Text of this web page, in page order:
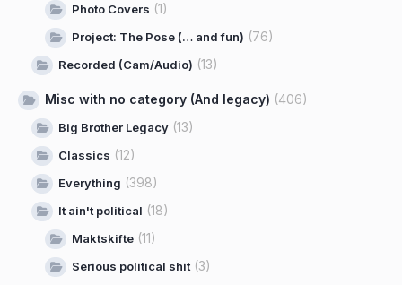
Photo Covers (1)
Project: The Pose (… and fun) (76)
Recorded (Cam/Audio) (13)
Misc with no category (And legacy) (406)
Big Brother Legacy (13)
Classics (12)
Everything (398)
It ain't political (18)
Maktskifte (11)
Serious political shit (3)